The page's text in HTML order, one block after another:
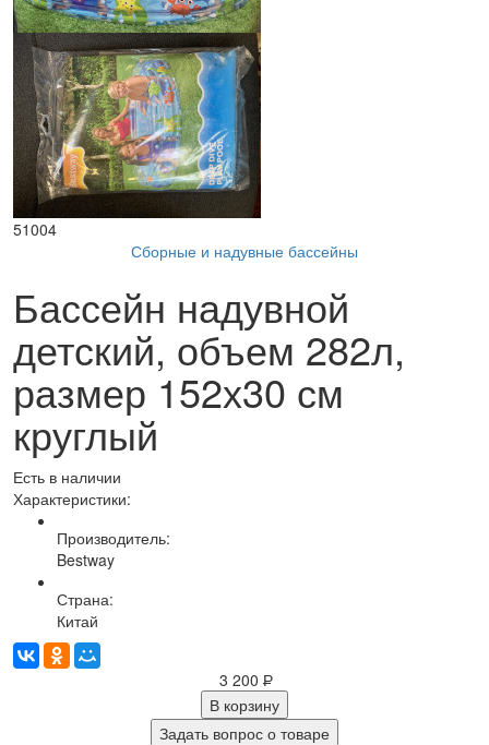
51004
Сборные и надувные бассейны
Бассейн надувной
детский, объем 282л,
размер 152х30 см
круглый
Есть в наличии
Характеристики:
Производитель:
Bestway
Страна:
Китай
3 200 Р
В корзину
Задать вопрос о товаре